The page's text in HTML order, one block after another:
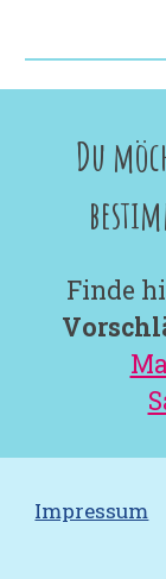
Du
Finde
Impressum